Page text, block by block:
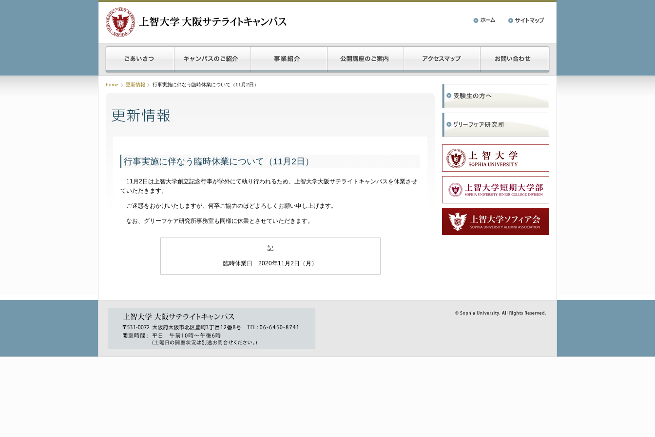
home 更新情報 行事実施に伴なう臨時休業について（11月2日）
行事実施に伴なう臨時休業について（11月2日）
11月2日は上智大学創立記念行事が学外にて執り行われるため、上智大学大阪サテライトキャンパスを休業させ
ていただきます。
ご迷惑をおかけいたしますが、何卒ご協力のほどよろしくお願い申し上げます。
なお、グリーフケア研究所事務室も同様に休業とさせていただきます。
記
臨時休業日 2020年11月2日（月）